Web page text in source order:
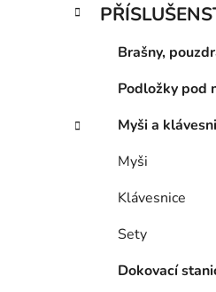
n
Brašny,
Podložky pod
Myši a
Myši
Klávesnice
Sety
Dokovací